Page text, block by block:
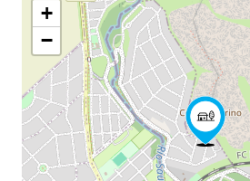
+
−